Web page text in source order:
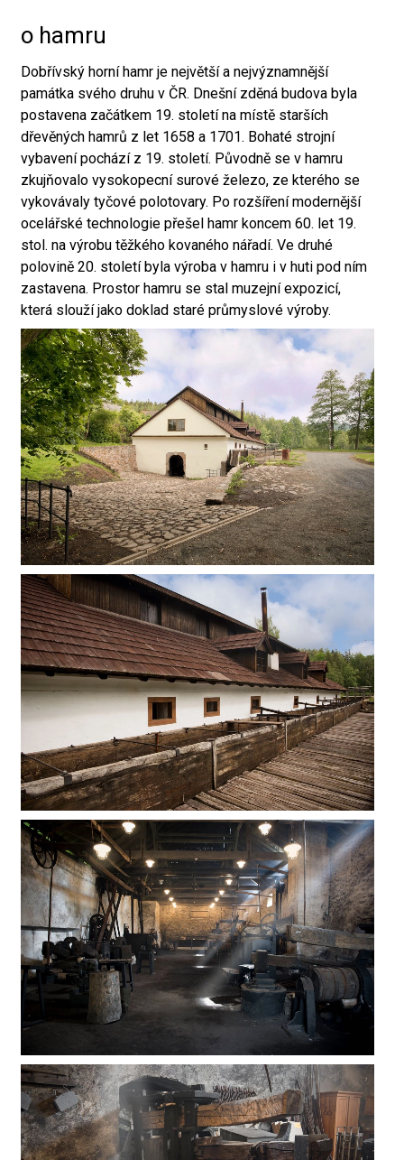
o hamru
Dobřívský horní hamr je největší a nejvýznamnější
památka svého druhu v ČR. Dnešní zděná budova byla
postavena začátkem 19. století na místě starších
dřevěných hamrů z let 1658 a 1701. Bohaté strojní
vybavení pochází z 19. století. Původně se v hamru
zkujňovalo vysokopecní surové železo, ze kterého se
vykovávaly tyčové polotovary. Po rozšíření modernější
ocelářské technologie přešel hamr koncem 60. let 19.
stol. na výrobu těžkého kovaného nářadí. Ve druhé
polovině 20. století byla výroba v hamru i v huti pod ním
zastavena. Prostor hamru se stal muzejní expozicí,
která slouží jako doklad staré průmyslové výroby.